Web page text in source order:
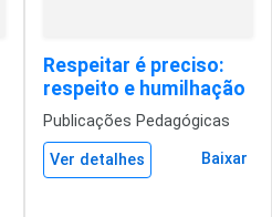
Respeitar é preciso:
respeito e humilhação
Publicações Pedagógicas
Ver detalhes Baixar